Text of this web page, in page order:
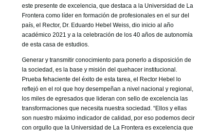
este presente de excelencia, que destaca a la Universidad de La
Frontera como líder en formación de profesionales en el sur del
país, el Rector, Dr. Eduardo Hebel Weiss, dio inicio al año
académico 2021 y a la celebración de los 40 años de autonomía
de esta casa de estudios.
Generar y transmitir conocimiento para ponerlo a disposición de
la sociedad, es la base y misión del quehacer institucional.
Prueba fehaciente del éxito de esta tarea, el Rector Hebel lo
reflejó en el rol que hoy desempeñan a nivel nacional y regional,
los miles de egresados que lideran con sello de excelencia las
transformaciones que necesita nuestra sociedad. “Ellos y ellas
son nuestro máximo indicador de calidad, por eso podemos decir
con orgullo que la Universidad de La Frontera es excelencia que